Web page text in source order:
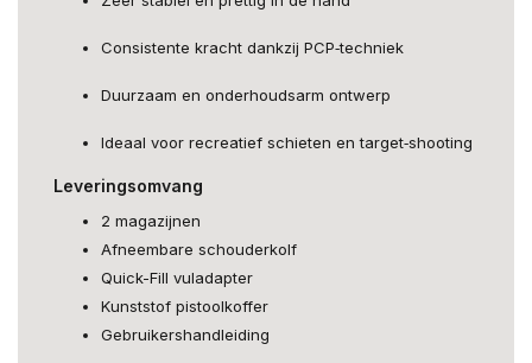
Consistente kracht dankzij PCP‑techniek
Duurzaam en onderhoudsarm ontwerp
Ideaal voor recreatief schieten en target‑shooting
Leveringsomvang
2 magazijnen
Afneembare schouderkolf
Quick-Fill vuladapter
Kunststof pistoolkoffer
Gebruikershandleiding